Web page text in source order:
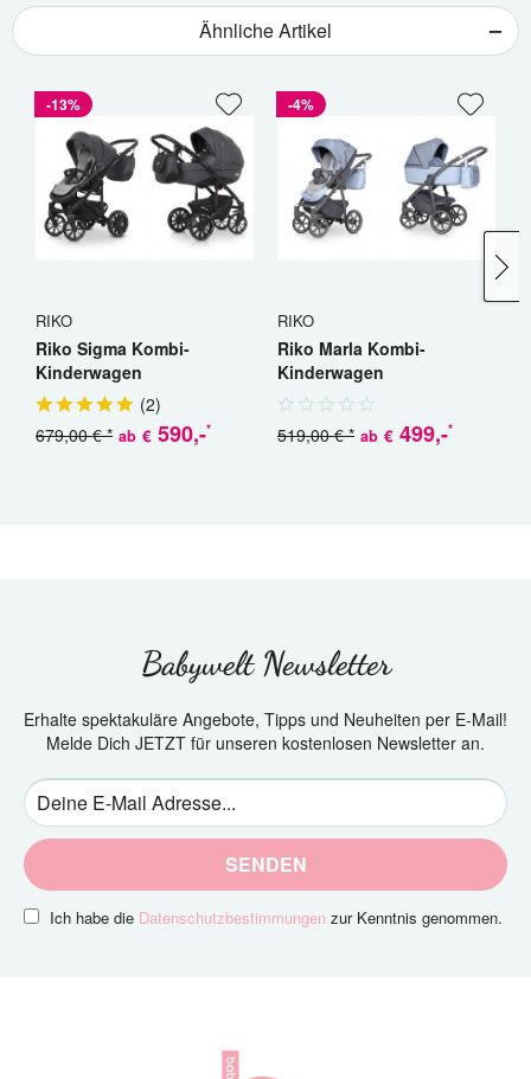
Ähnliche Artikel
-13%
RIKO
Riko Sigma Kombi-
Kinderwagen
(2)
ab € 590,-*
679,00 € *
-4%
RIKO
Riko Marla Kombi-
Kinderwagen
ab € 499,-*
519,00 € *
Babywelt Newsletter
Erhalte spektakuläre Angebote, Tipps und Neuheiten per E-Mail!
Melde Dich JETZT für unseren kostenlosen Newsletter an.
SENDEN
Ich habe die Datenschutzbestimmungen zur Kenntnis genommen.